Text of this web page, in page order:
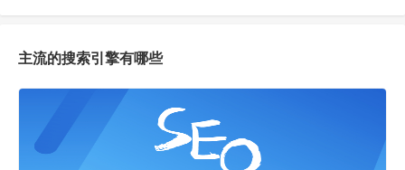
主流的搜索引擎有哪些